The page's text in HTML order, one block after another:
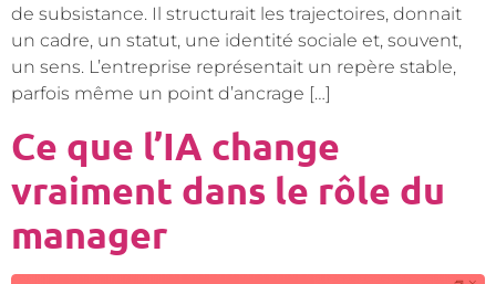
de subsistance. Il structurait les trajectoires, donnait
un cadre, un statut, une identité sociale et, souvent,
un sens. L’entreprise représentait un repère stable,
parfois même un point d’ancrage […]
Ce que l’IA change
vraiment dans le rôle du
manager